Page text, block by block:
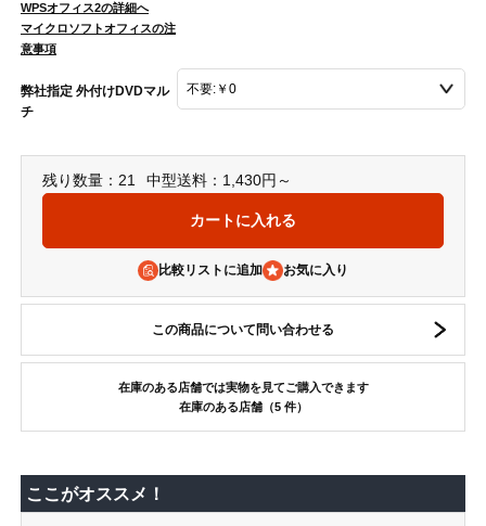
WPSオフィス2の詳細へ
マイクロソフトオフィスの注
意事項
弊社指定 外付けDVDマル
チ
残り数量：21 中型送料：1,430円～
比較リストに追加
この商品について問い合わせる
在庫のある店舗では実物を見てご購入できます
在庫のある店舗（5 件）
ここがオススメ！